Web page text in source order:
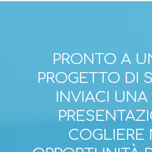
PRONTO A
PROGETTO DI
INVIACI
COGLIERE